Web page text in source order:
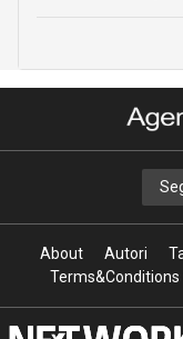
About Autori